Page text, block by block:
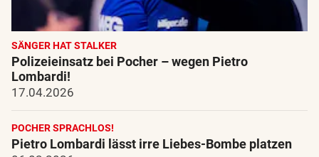
SÄNGER HAT STALKER
Polizeieinsatz bei Pocher – wegen Pietro
Lombardi!
17.04.2026
POCHER SPRACHLOS!
Pietro Lombardi lässt irre Liebes-Bombe platzen